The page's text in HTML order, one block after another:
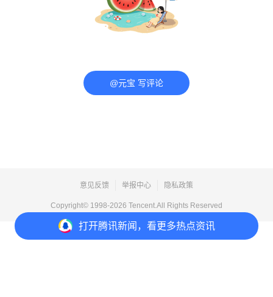
打开腾讯新闻，看更多热点资讯
@元宝 写评论
意见反馈 举报中心 隐私政策
Copyright© 1998-2026 Tencent.All Rights Reserved